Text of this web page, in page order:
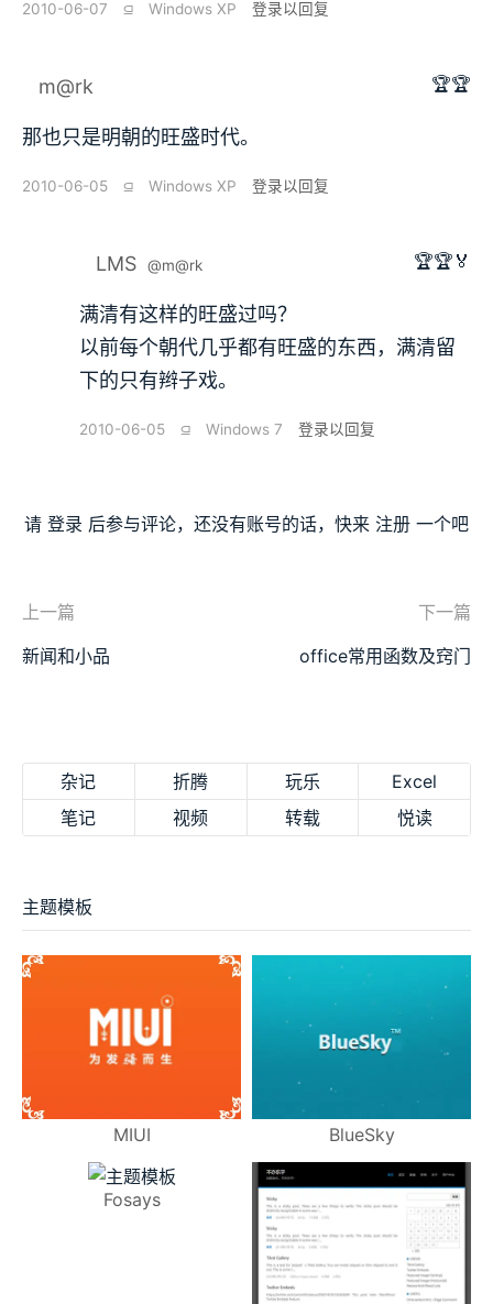
2010-06-07 ⫑ Windows XP 登录以回复
m@rk 🏆🏆
那也只是明朝的旺盛时代。
2010-06-05 ⫑ Windows XP 登录以回复
LMS @m@rk 🏆🏆🏅
满清有这样的旺盛过吗？
以前每个朝代几乎都有旺盛的东西，满清留
下的只有辫子戏。
2010-06-05 ⫑ Windows 7 登录以回复
请 登录 后参与评论，还没有账号的话，快来 注册 一个吧
上一篇
新闻和小品
下一篇
office常用函数及窍门
杂记 折腾 玩乐
Excel
笔记
视频 转载 悦读
主题模板
MIUI BlueSky
Fosays